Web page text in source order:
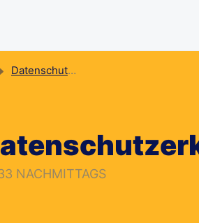
Datenschutzerklärung
NACHMITTAGS